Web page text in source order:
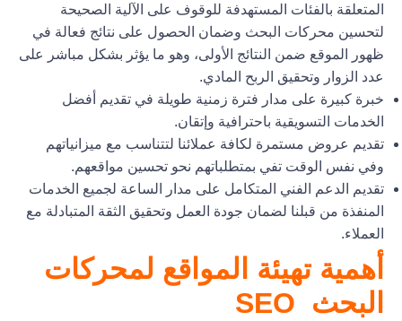
المتعلقة بالفئات المستهدفة للوقوف على الآلية الصحيحة
لتحسين محركات البحث وضمان الحصول على نتائج فعالة في
ظهور الموقع ضمن النتائج الأولى، وهو ما يؤثر بشكل مباشر على
عدد الزوار وتحقيق الربح المادي.
خبرة كبيرة على مدار فترة زمنية طويلة في تقديم أفضل
الخدمات التسويقية باحترافية وإتقان.
تقديم عروض مستمرة لكافة عملائنا لتتناسب مع ميزانياتهم
وفي نفس الوقت تفي بمتطلباتهم نحو تحسين مواقعهم.
تقديم الدعم الفني المتكامل على مدار الساعة لجميع الخدمات
المنفذة من قبلنا لضمان جودة العمل وتحقيق الثقة المتبادلة مع
العملاء.
أهمية تهيئة المواقع لمحركات
البحث SEO